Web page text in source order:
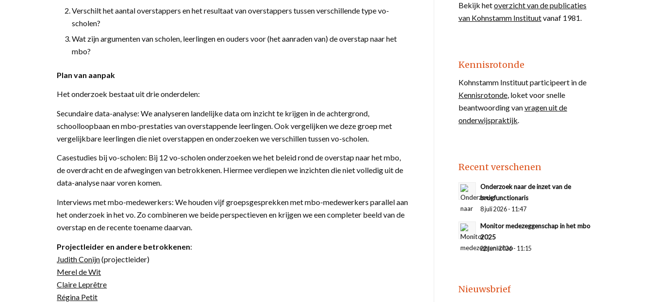
Verschilt het aantal overstappers en het resultaat van overstappers tussen verschillende type vo-
scholen?
Wat zijn argumenten van scholen, leerlingen en ouders voor (het aanraden van) de overstap naar het
mbo?
Plan van aanpak
Het onderzoek bestaat uit drie onderdelen:
Secundaire data-analyse: We analyseren landelijke data om inzicht te krijgen in de achtergrond,
schoolloopbaan en mbo-prestaties van overstappende leerlingen. Ook vergelijken we deze groep met
vergelijkbare leerlingen die niet overstappen en onderzoeken we verschillen tussen vo-scholen.
Casestudies bij vo-scholen: Bij 12 vo-scholen onderzoeken we het beleid rond de overstap naar het mbo,
de overdracht en de afwegingen van betrokkenen. Hiermee verdiepen we inzichten die niet volledig uit de
data-analyse naar voren komen.
Interviews met mbo-medewerkers: We houden vijf groepsgesprekken met mbo-medewerkers parallel aan
het onderzoek in het vo. Zo combineren we beide perspectieven en krijgen we een completer beeld van de
overstap en de recente toename daarvan.
Projectleider en andere betrokkenen:
Judith Conijn(projectleider)
Merel de Wit
Claire Leprêtre
Régina Petit
Bekijk hetoverzicht van de publicaties
van Kohnstamm Instituutvanaf 1981.
Kennisrotonde
Kohnstamm Instituut participeert in de
Kennisrotonde, loket voor snelle
beantwoording vanvragen uit de
onderwijspraktijk.
Recent verschenen
Onderzoek naar de inzet van de
brugfunctionaris
8 juli 2026 - 11:47
Monitor medezeggenschap in het mbo
2025
22 juni 2026 - 11:15
Nieuwsbrief